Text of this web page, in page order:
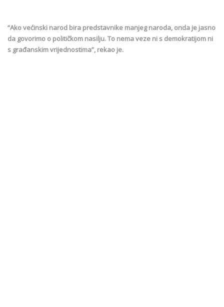
“Ako većinski narod bira predstavnike manjeg naroda, onda je jasno
da govorimo o političkom nasilju. To nema veze ni s demokratijom ni
s građanskim vrijednostima”, rekao je.